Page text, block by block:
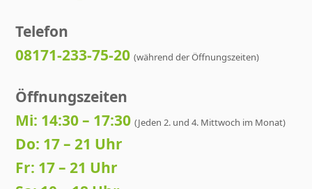
Telefon
08171-233-75-20 (während der Öffnungszeiten)
Öffnungszeiten
Mi: 14:30 – 17:30(Jeden 2. und 4. Mittwoch im Monat)
Do: 17 – 21 Uhr
Fr: 17 – 21 Uhr